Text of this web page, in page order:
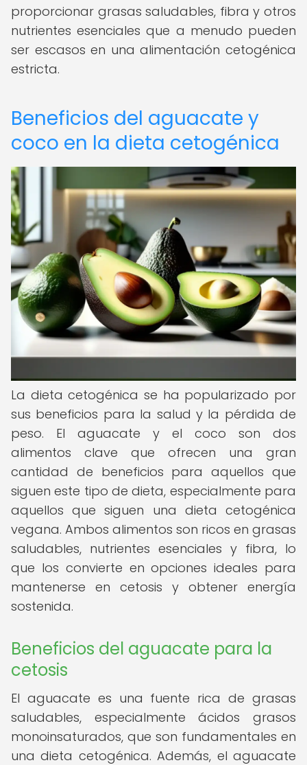
proporcionar grasas saludables, fibra y otros
nutrientes esenciales que a menudo pueden
ser escasos en una alimentación cetogénica
estricta.
Beneficios del aguacate y
coco en la dieta cetogénica
La dieta cetogénica se ha popularizado por
sus beneficios para la salud y la pérdida de
peso. El aguacate y el coco son dos
alimentos clave que ofrecen una gran
cantidad de beneficios para aquellos que
siguen este tipo de dieta, especialmente para
aquellos que siguen una dieta cetogénica
vegana. Ambos alimentos son ricos en grasas
saludables, nutrientes esenciales y fibra, lo
que los convierte en opciones ideales para
mantenerse en cetosis y obtener energía
sostenida.
Beneficios del aguacate para la
cetosis
El aguacate es una fuente rica de grasas
saludables, especialmente ácidos grasos
monoinsaturados, que son fundamentales en
una dieta cetogénica. Además, el aguacate